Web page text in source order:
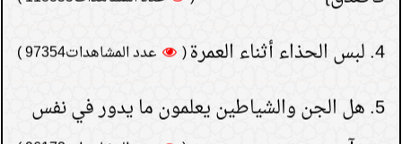
4. لبس الحذاء أثناء العمرة ( عدد المشاهدات97354 )
5. هل الجن والشياطين يعلمون ما يدور في نفس
بني آدم
( عدد المشاهدات96172 )